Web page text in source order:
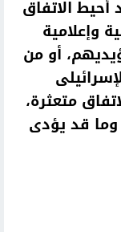
أحيط الاتفاق
وإعلامية
أو من
متعثرة،
قد يؤدى